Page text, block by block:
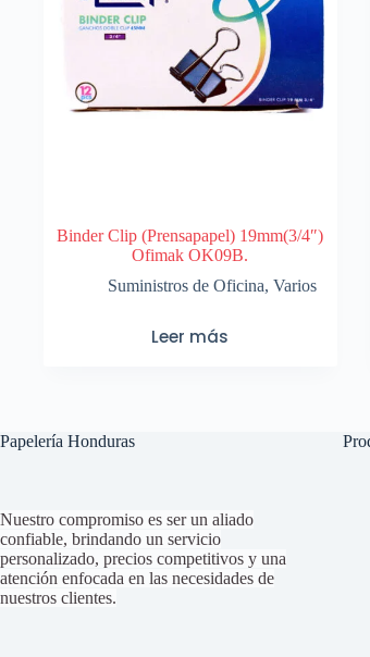
Binder Clip (Prensapapel) 19mm(3/4″)
Ofimak OK09B.
Suministros de Oficina, Varios
Leer más
Papelería Honduras
Nuestro compromiso es ser un aliado
confiable, brindando un servicio
personalizado, precios competitivos y una
atención enfocada en las necesidades de
nuestros clientes.